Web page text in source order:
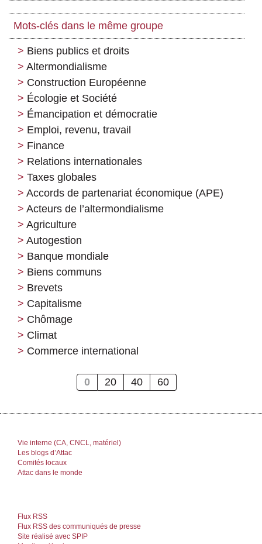
Mots-clés dans le même groupe
Biens publics et droits
Altermondialisme
Construction Européenne
Écologie et Société
Émancipation et démocratie
Emploi, revenu, travail
Finance
Relations internationales
Taxes globales
Accords de partenariat économique (APE)
Acteurs de l’altermondialisme
Agriculture
Autogestion
Banque mondiale
Biens communs
Brevets
Capitalisme
Chômage
Climat
Commerce international
0 20 40 60
Vie interne (CA, CNCL, matériel)
Les blogs d’Attac
Comités locaux
Attac dans le monde
Flux RSS
Flux RSS des communiqués de presse
Site réalisé avec SPIP